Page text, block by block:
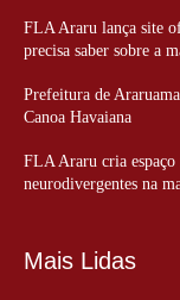
FLA Araru lança site
precisa saber sobre a
Prefeitura de
Canoa Havaiana
FLA Araru cria espaço
neurodivergentes na
Mais Lidas